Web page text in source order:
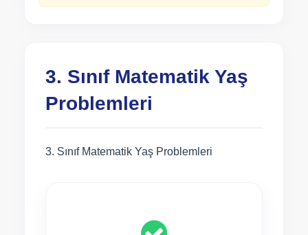
3. Sınıf Matematik Yaş
Problemleri
3. Sınıf Matematik Yaş Problemleri